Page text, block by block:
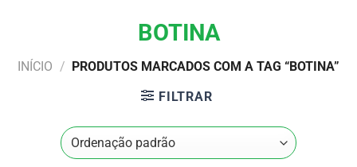
BOTINA
INÍCIO /
PRODUTOS MARCADOS COM A TAG “BOTINA”
FILTRAR